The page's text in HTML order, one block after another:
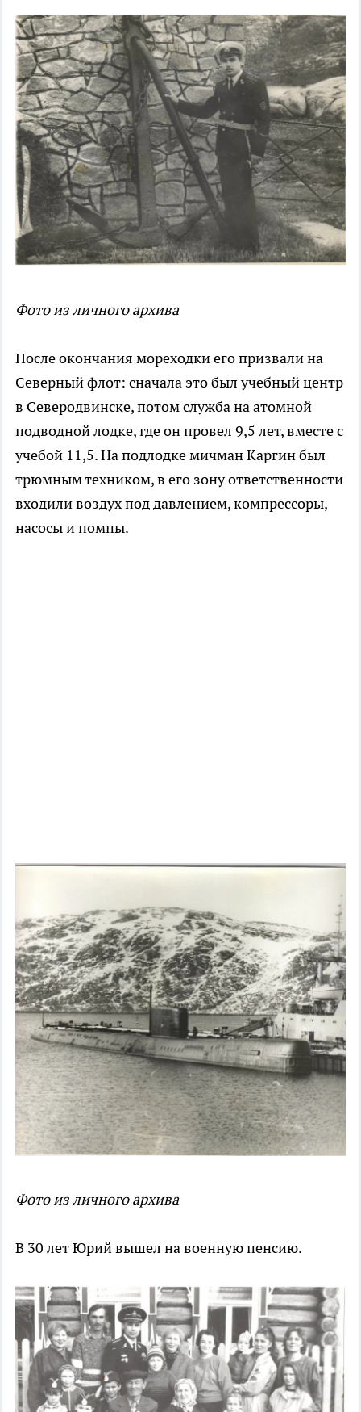
Фото из личного архива
После окончания мореходки его призвали на
Северный флот: сначала это был учебный центр
в Северодвинске, потом служба на атомной
подводной лодке, где он провел 9,5 лет, вместе с
учебой 11,5. На подлодке мичман Каргин был
трюмным техником, в его зону ответственности
входили воздух под давлением, компрессоры,
насосы и помпы.
Фото из личного архива
В 30 лет Юрий вышел на военную пенсию.